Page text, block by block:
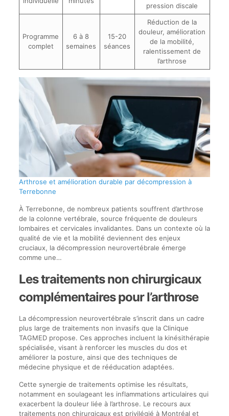
pression discale
Programme
complet
6 à 8
semaines
15-20
séances
Réduction de la
douleur, amélioration
de la mobilité,
ralentissement de
l’arthrose
Arthrose et amélioration durable par décompression à
Terrebonne
À Terrebonne, de nombreux patients souffrent d’arthrose
de la colonne vertébrale, source fréquente de douleurs
lombaires et cervicales invalidantes. Dans un contexte où la
qualité de vie et la mobilité deviennent des enjeux
cruciaux, la décompression neurovertébrale émerge
comme une…
Les traitements non chirurgicaux
complémentaires pour l’arthrose
La décompression neurovertébrale s’inscrit dans un cadre
plus large de traitements non invasifs que la Clinique
TAGMED propose. Ces approches incluent la kinésithérapie
spécialisée, visant à renforcer les muscles du dos et
améliorer la posture, ainsi que des techniques de
médecine physique et de rééducation adaptées.
Cette synergie de traitements optimise les résultats,
notamment en soulageant les inflammations articulaires qui
exacerbent la douleur liée à l’arthrose. Le recours aux
traitements non chirurgicaux est privilégié à Montréal et